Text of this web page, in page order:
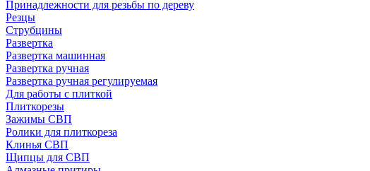
Принадлежности для резьбы по дереву
Резцы
Струбцины
Развертка
Развертка машинная
Развертка ручная
Развертка ручная регулируемая
Для работы с плиткой
Плиткорезы
Зажимы СВП
Ролики для плиткореза
Клинья СВП
Щипцы для СВП